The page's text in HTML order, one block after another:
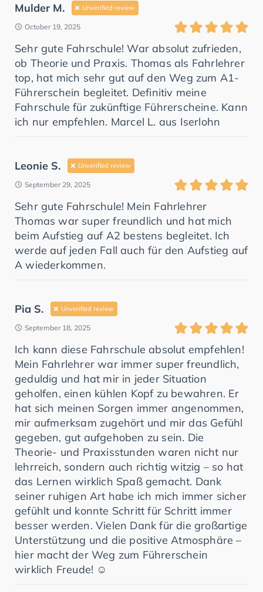
Mulder M. Unverified review
October 19, 2025
Sehr gute Fahrschule! War absolut zufrieden,
ob Theorie und Praxis. Thomas als Fahrlehrer
top, hat mich sehr gut auf den Weg zum A1-
Führerschein begleitet. Definitiv meine
Fahrschule für zukünftige Führerscheine. Kann
ich nur empfehlen. Marcel L. aus Iserlohn
Leonie S. Unverified review
September 29, 2025
Sehr gute Fahrschule! Mein Fahrlehrer
Thomas war super freundlich und hat mich
beim Aufstieg auf A2 bestens begleitet. Ich
werde auf jeden Fall auch für den Aufstieg auf
A wiederkommen.
Pia S. Unverified review
September 18, 2025
Ich kann diese Fahrschule absolut empfehlen!
Mein Fahrlehrer war immer super freundlich,
geduldig und hat mir in jeder Situation
geholfen, einen kühlen Kopf zu bewahren. Er
hat sich meinen Sorgen immer angenommen,
mir aufmerksam zugehört und mir das Gefühl
gegeben, gut aufgehoben zu sein. Die
Theorie- und Praxisstunden waren nicht nur
lehrreich, sondern auch richtig witzig – so hat
das Lernen wirklich Spaß gemacht. Dank
seiner ruhigen Art habe ich mich immer sicher
gefühlt und konnte Schritt für Schritt immer
besser werden. Vielen Dank für die großartige
Unterstützung und die positive Atmosphäre –
hier macht der Weg zum Führerschein
wirklich Freude! ☺️